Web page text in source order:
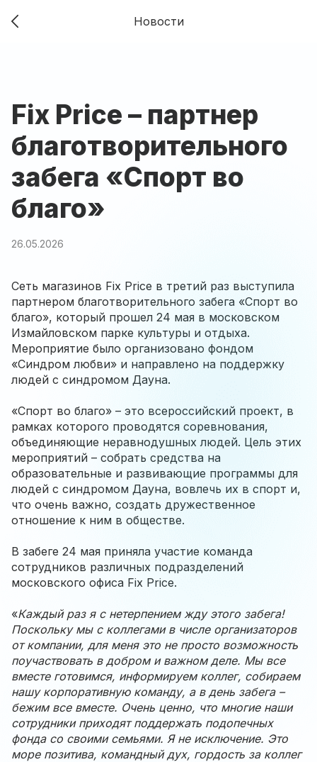
Новости
Fix Price – партнер
благотворительного
забега «Спорт во
благо»
26.05.2026
Сеть магазинов Fix Price в третий раз выступила
партнером благотворительного забега «Спорт во
благо», который прошел 24 мая в московском
Измайловском парке культуры и отдыха.
Мероприятие было организовано фондом
«Синдром любви» и направлено на поддержку
людей с синдромом Дауна.
«Спорт во благо» – это всероссийский проект, в
рамках которого проводятся соревнования,
объединяющие неравнодушных людей. Цель этих
мероприятий – собрать средства на
образовательные и развивающие программы для
людей с синдромом Дауна, вовлечь их в спорт и,
что очень важно, создать дружественное
отношение к ним в обществе.
В забеге 24 мая приняла участие команда
сотрудников различных подразделений
московского офиса Fix Price.
«Каждый раз я с нетерпением жду этого забега!
Поскольку мы с коллегами в числе организаторов
от компании, для меня это не просто возможность
поучаствовать в добром и важном деле. Мы все
вместе готовимся, информируем коллег, собираем
нашу корпоративную команду, а в день забега –
бежим все вместе. Очень ценно, что многие наши
сотрудники приходят поддержать подопечных
фонда со своими семьями. Я не исключение. Это
море позитива, командный дух, гордость за коллег